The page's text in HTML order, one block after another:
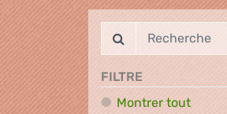
FILTRE
Montrer tout